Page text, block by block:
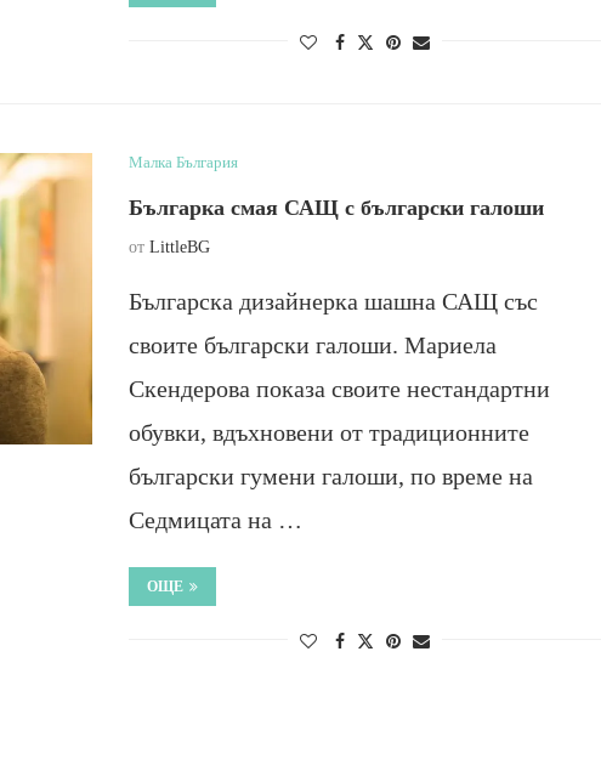
Малка България
Българка смая САЩ с български галоши
от LittleBG
Българска дизайнерка шашна САЩ със
своите български галоши. Мариела
Скендерова показа своите нестандартни
обувки, вдъхновени от традиционните
български гумени галоши, по време на
Седмицата на …
ОЩЕ